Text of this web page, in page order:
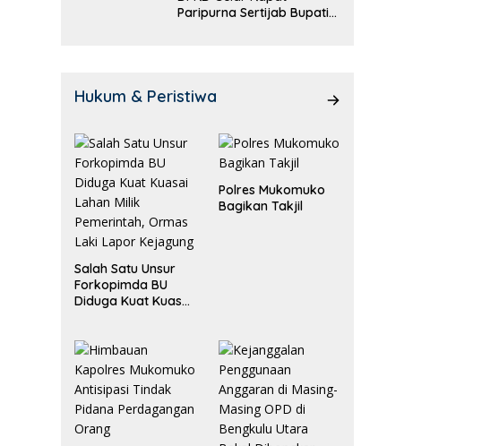
Paripurna Sertijab Bupati
Hukum & Peristiwa
Salah Satu Unsur
Forkopimda BU
Diduga Kuat Kuasai
Laki Lapor
Kejagung
Polres Mukomuko
Bagikan Takjil